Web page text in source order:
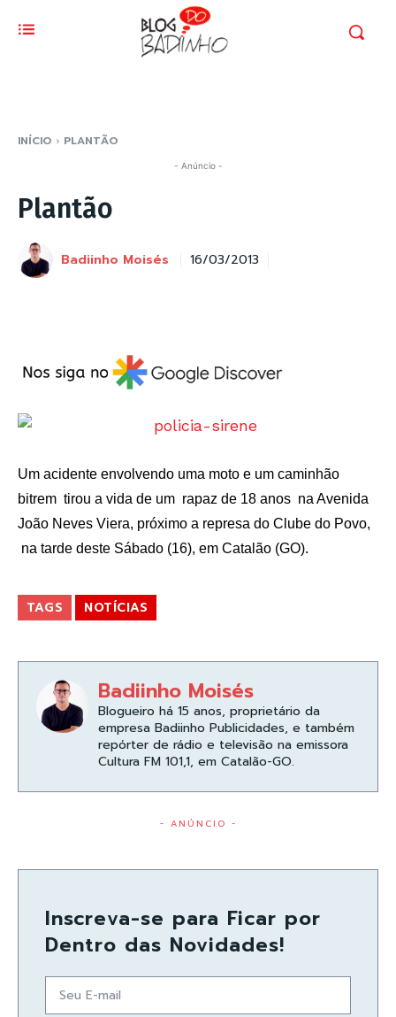
INÍCIO PLANTÃO
- Anúncio -
Plantão
Badiinho Moisés 16/03/2013
Um acidente envolvendo uma moto e um caminhão
bitrem tirou a vida de um rapaz de 18 anos na Avenida
João Neves Viera, próximo a represa do Clube do Povo,
na tarde deste Sábado (16), em Catalão (GO).
TAGS NOTÍCIAS
Badiinho Moisés
Blogueiro há 15 anos, proprietário da
empresa Badiinho Publicidades, e também
repórter de rádio e televisão na emissora
Cultura FM 101,1, em Catalão-GO.
- ANÚNCIO -
Inscreva-se para Ficar por
Dentro das Novidades!